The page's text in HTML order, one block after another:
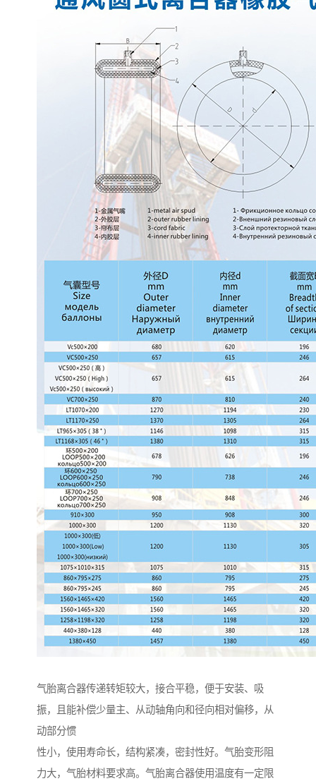
气胎离合器传递转矩较大，接合平稳，便于安装、吸
振，且能补偿少量主、从动轴角向和径向相对偏移，从
动部分惯
性小，使用寿命长，结构紧凑，密封性好。气胎变形阻
力大，气胎材料要求高。气胎离合器使用温度有一定限